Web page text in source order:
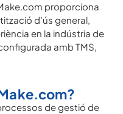
proporciona
d’ús general,
en la indústria de
amb TMS,
de gestió de